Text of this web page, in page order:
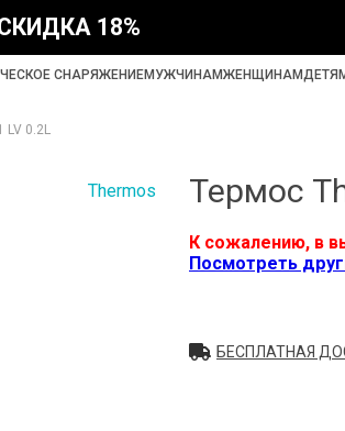
18%
СНАРЯЖЕНИЕМУЖЧИНАМЖЕНЩИНАМ
LV 0.2L
Thermos Термос
К сожалению, в
Посмотреть
БЕСПЛАТНАЯ